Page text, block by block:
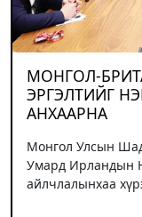
МОНГОЛ-
ЭРГЭЛТИЙГ
АНХААРНА
Монгол Улсын
Умард Ирландын
айлчлалынхаа